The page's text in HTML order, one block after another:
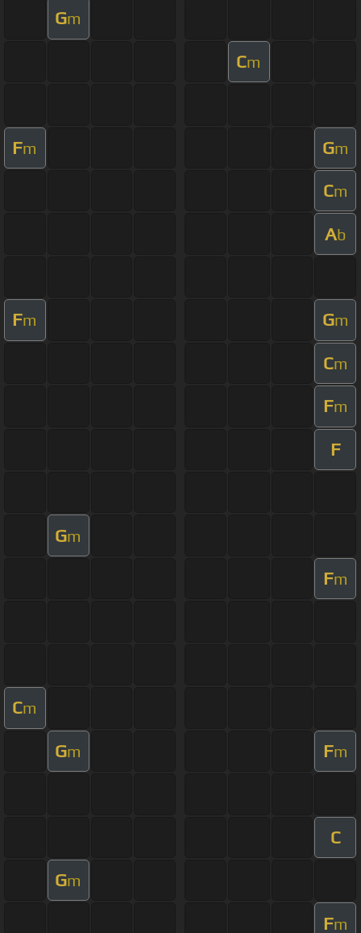
Gm
Cm
Fm Gm
Cm
Ab
Fm Gm
Cm
Fm
F
Gm
Fm
Cm
Gm Fm
C
Gm
Fm